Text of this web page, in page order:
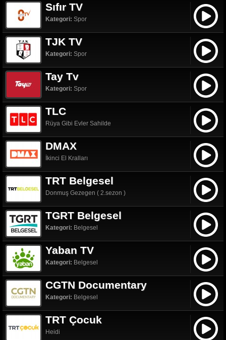
Sıfır TV
Kategori: Spor
TJK TV
Kategori: Spor
Tay Tv
Kategori: Spor
TLC
Rüya Gibi Evler Sahilde
DMAX
İkinci El Kralları
TRT Belgesel
Donmuş Gezegen ( 2.sezon )
TGRT Belgesel
Kategori: Belgesel
Yaban TV
Kategori: Belgesel
CGTN Documentary
Kategori: Belgesel
TRT Çocuk
Heidi